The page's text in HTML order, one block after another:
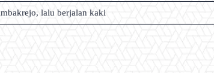
lalu berjalan kaki